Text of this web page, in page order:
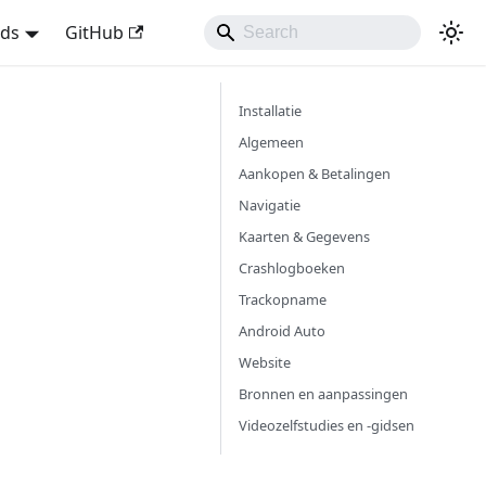
GitHub
Installatie
Algemeen
Aankopen & Betalingen
Navigatie
Kaarten & Gegevens
Crashlogboeken
Trackopname
Android Auto
Website
Bronnen en aanpassingen
Videozelfstudies en -gidsen